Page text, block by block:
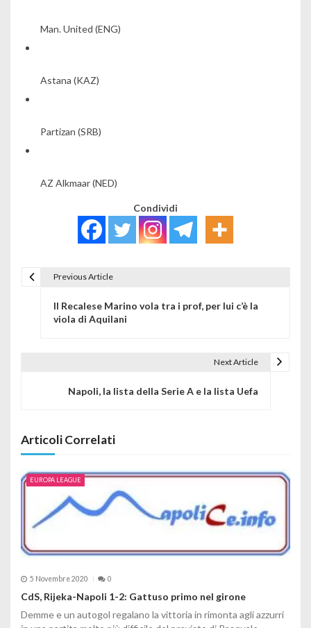
Man. United (ENG)
Astana (KAZ)
Partizan (SRB)
AZ Alkmaar(NED)
Condividi
Previous Article
Il Recalese Marino vola tra i prof, per lui c’è la
viola di Aquilani
Next Article
Napoli, la lista della Serie A e la lista Uefa
Articoli Correlati
EUROPA LEAGUE
5 Novembre 2020 0
CdS, Rijeka-Napoli 1-2: Gattuso primo nel girone
Demme e un autogol regalano la vittoria in rimonta agli azzurri